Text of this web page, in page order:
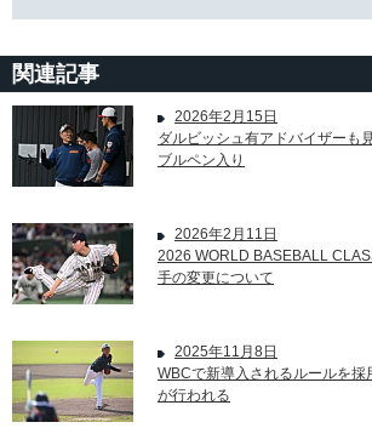
関連記事
2026年2月15日
ダルビッシュ有アドバイザーも
ブルペン入り
2026年2月11日
2026 WORLD BASEBALL
手の変更について
2025年11月8日
WBCで新導入されるルールを採
が行われる